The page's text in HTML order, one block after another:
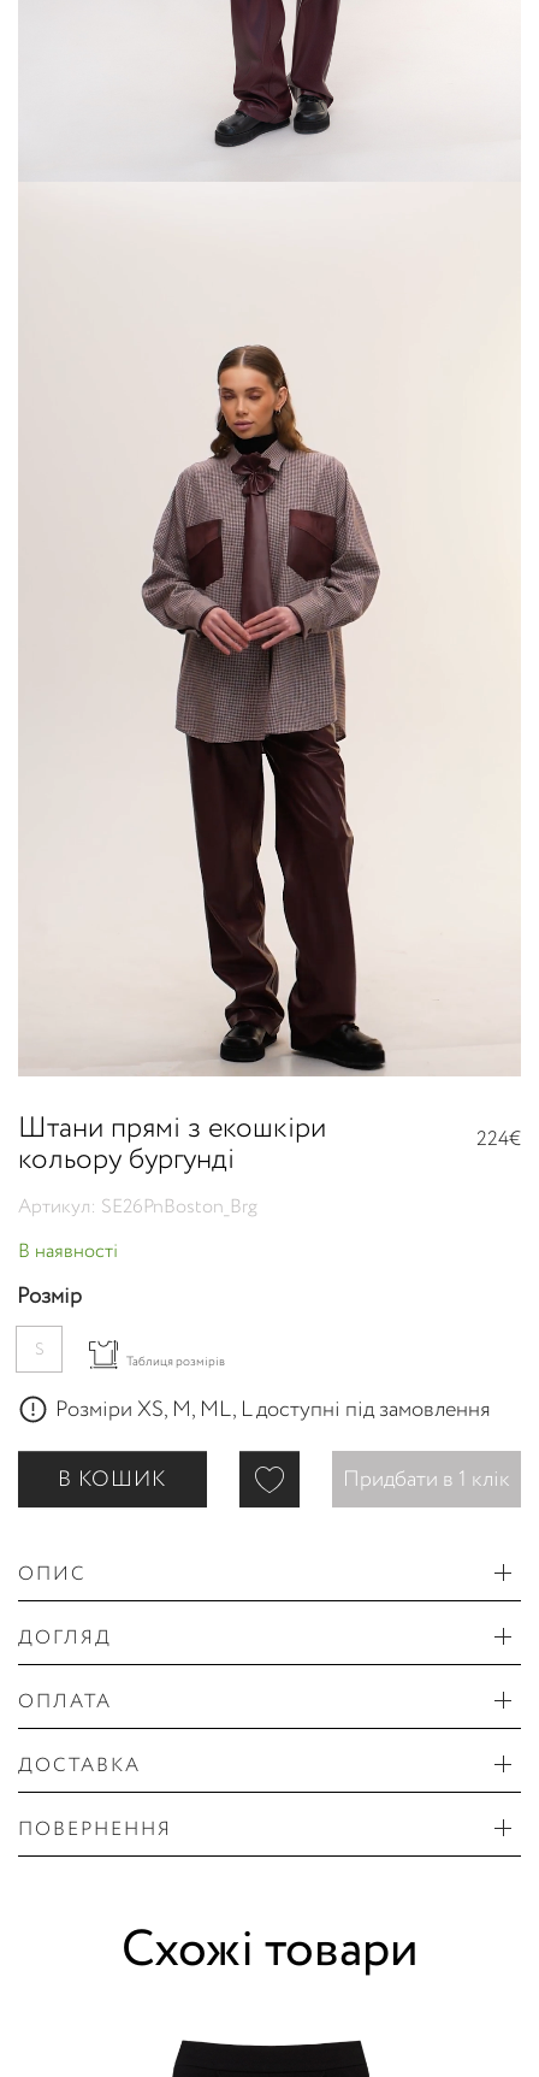
Штани прямі з екошкіри
кольору бургунді
Артикул: SE26PnBoston_Brg
В наявності
224€
Розмір
S Таблиця розмірів
Розміри XS, M, ML, L доступні під замовлення
В КОШИК Придбати в 1 клік
ОПИС
ДОГЛЯД
ОПЛАТА
ДОСТАВКА
ПОВЕРНЕННЯ
Схожі товари